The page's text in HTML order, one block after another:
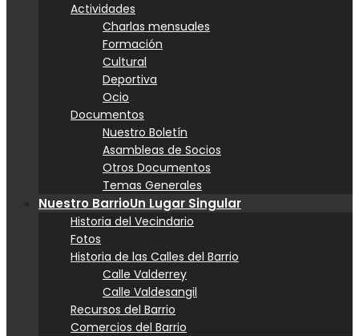
Actividades
Charlas mensuales
Formación
Cultural
Deportiva
Ocio
Documentos
Nuestro Boletín
Asambleas de Socios
Otros Documentos
Temas Generales
Nuestro BarrioUn Lugar Singular
Historia del Vecindario
Fotos
Historia de las Calles del Barrio
Calle Valderrey
Calle Valdesangil
Recursos del Barrio
Comercios del Barrio